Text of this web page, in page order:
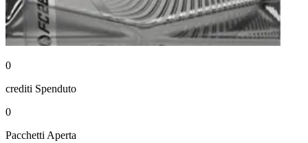
0
crediti Spenduto
0
Pacchetti Aperta